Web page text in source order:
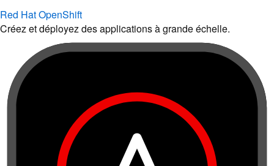
Red Hat OpenShift
Créez et déployez des applications à grande échelle.